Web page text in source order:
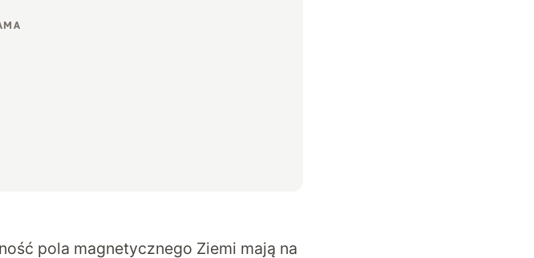
pola magnetycznego Ziemi mają na